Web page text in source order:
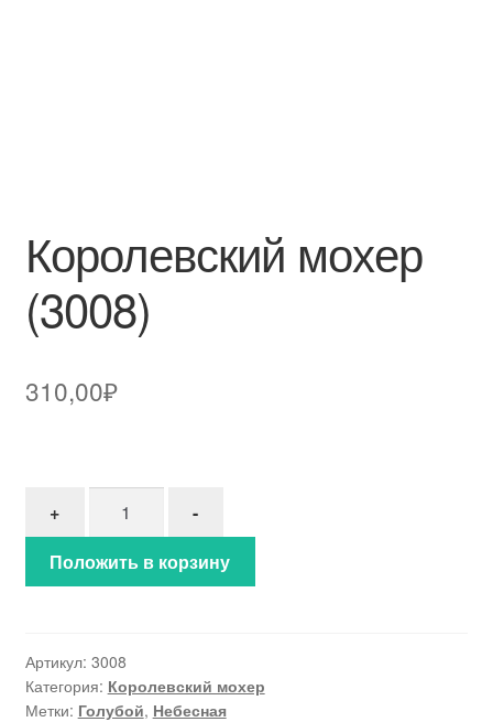
Королевский мохер
(3008)
310,00₽
+
-
Положить в корзину
Артикул: 3008
Категория: Королевский мохер
Метки: Голубой, Небесная